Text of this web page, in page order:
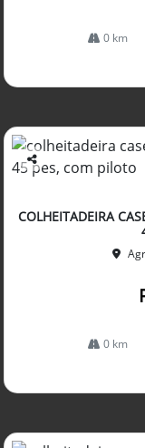
0 km
Co
arti
lhe
COLHEITADEIRA
0 km